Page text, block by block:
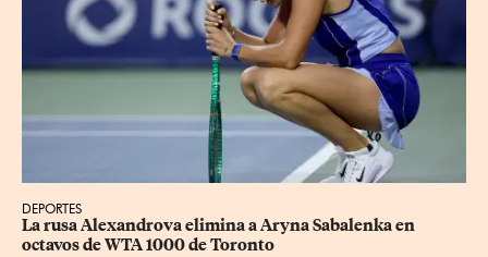
DEPORTES
La rusa Alexandrova elimina a Aryna Sabalenka en
octavos de WTA 1000 de Toronto